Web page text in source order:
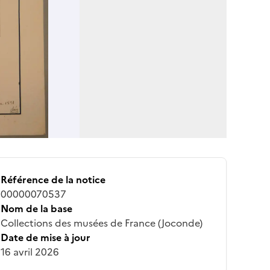
Référence de la notice
00000070537
Nom de la base
Collections des musées de France (Joconde)
Date de mise à jour
16 avril 2026